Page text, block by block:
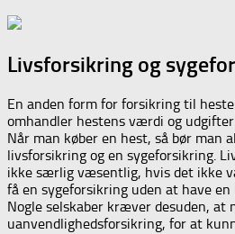
Livsforsikring og
En anden form for forsikring til
omhandler hestens værdi og
Når man køber en hest, så bør man
livsforsikring og en sygeforsikring.
ikke særlig væsentlig, hvis det ikke
få en sygeforsikring uden at have
Nogle selskaber kræver desuden, at
uanvendlighedsforsikring, for at